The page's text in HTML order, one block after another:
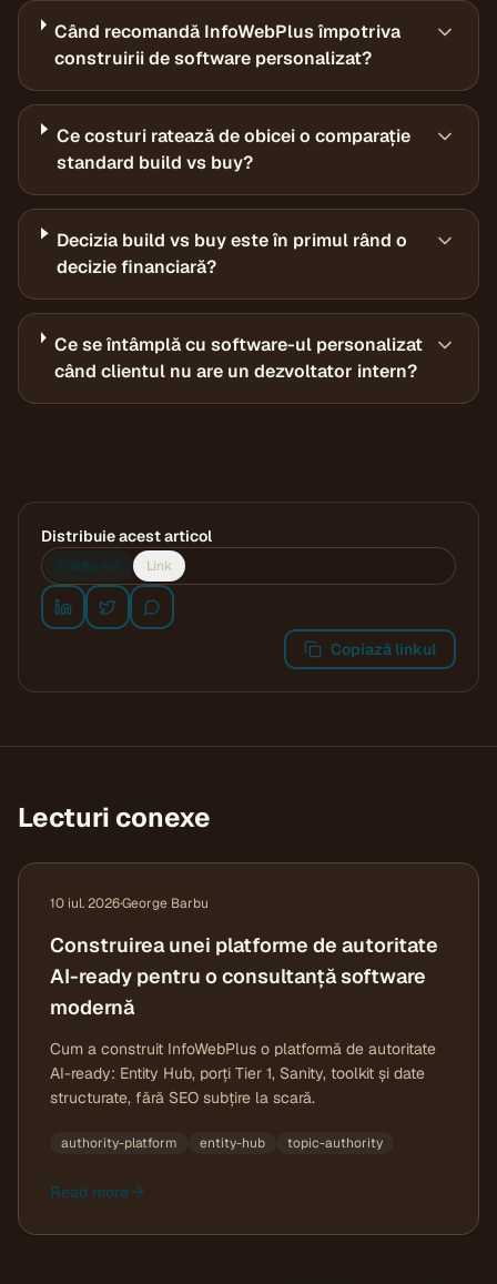
Când recomandă InfoWebPlus împotriva
construirii de software personalizat?
Ce costuri ratează de obicei o comparație
standard build vs buy?
Decizia build vs buy este în primul rând o
decizie financiară?
Ce se întâmplă cu software-ul personalizat
când clientul nu are un dezvoltator intern?
Distribuie acest articol
Platforme Link
Copiază linkul
Lecturi conexe
10 iul. 2026·George Barbu
Construirea unei platforme de autoritate
AI-ready pentru o consultanță software
modernă
Cum a construit InfoWebPlus o platformă de autoritate
AI-ready: Entity Hub, porți Tier 1, Sanity, toolkit și date
structurate, fără SEO subțire la scară.
authority-platform entity-hub topic-authority
Read more